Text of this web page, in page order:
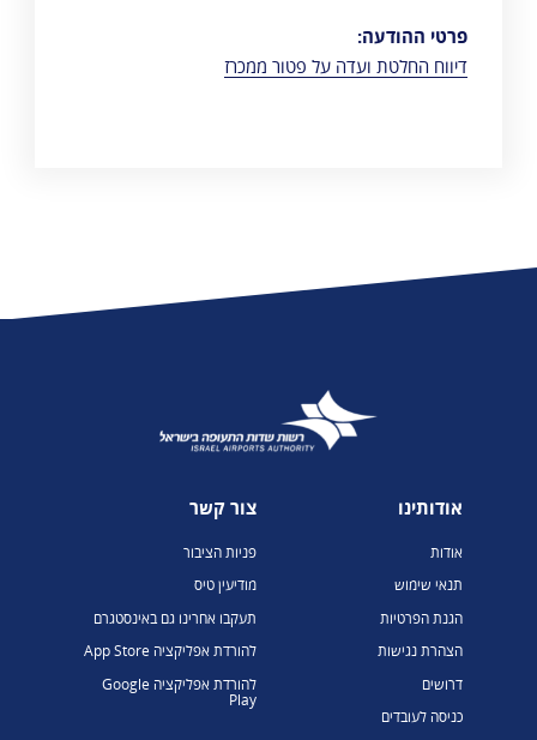
פרטי ההודעה:
דיווח החלטת ועדה על פטור ממכרז
אודותינו
אודות
תנאי שימוש
הגנת הפרטיות
הצהרת נגישות
דרושים
כניסה לעובדים
צור קשר
פניות הציבור
מודיעין טיס
תעקבו אחרינו גם באינסטגרם
להורדת אפליקציה App Store
להורדת אפליקציה Google
Play